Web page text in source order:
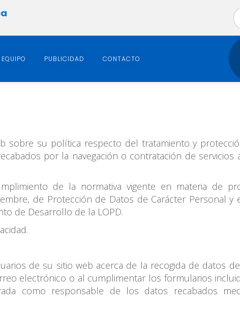
PUBLICIDAD CONTACTO
sobre su política respecto del tratamiento y
por la navegación o contratación de servicios
de la normativa vigente en materia de
de Protección de Datos de Carácter Personal y
de Desarrollo de la LOPD.
de su sitio web acerca de la recogida de datos
electrónico o al cumplimentar los formularios
como responsable de los datos recabados